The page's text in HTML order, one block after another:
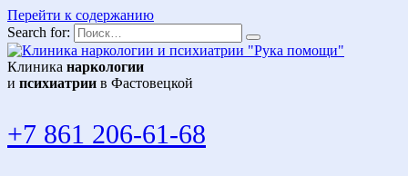
Перейти к содержанию
Search for:
Клиника наркологии
и психиатрии в Фастовецкой
+7 861 206-61-68